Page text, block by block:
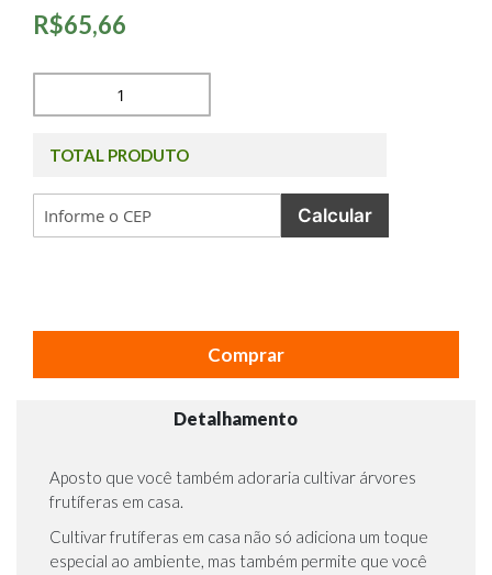
R$65,66
TOTAL PRODUTO
Calcular
Comprar
Detalhamento
Aposto que você também adoraria cultivar árvores
frutíferas em casa.
Cultivar frutíferas em casa não só adiciona um toque
especial ao ambiente, mas também permite que você